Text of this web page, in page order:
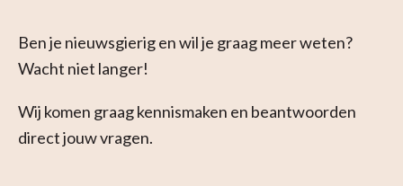
Ben je nieuwsgierig en wil je graag meer weten?
Wacht niet langer!
Wij komen graag kennismaken en beantwoorden
direct jouw vragen.